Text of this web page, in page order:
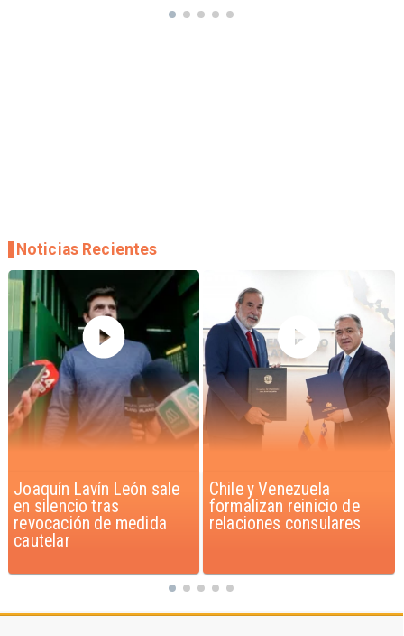
Chile y Venezuela
formalizan reinicio de
relaciones consulares
Feriantes rechazan
dichos de Camila Flores
sobre Fabiola Campillai
Noticias Recientes